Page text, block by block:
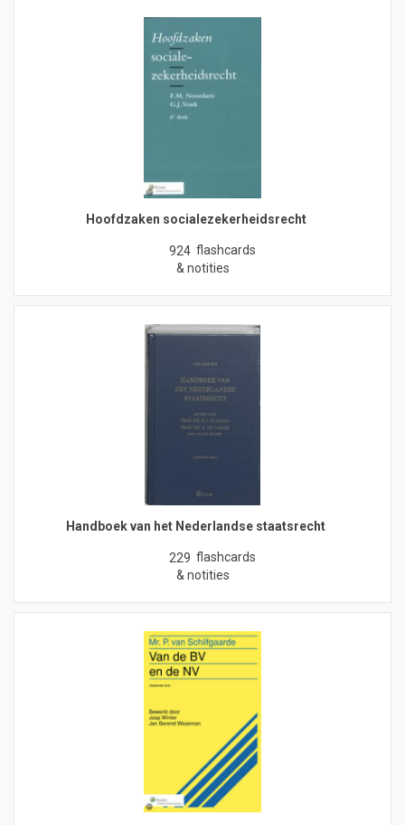
Hoofdzaken socialezekerheidsrecht
924 flashcards
& notities
Handboek van het Nederlandse staatsrecht
229 flashcards
& notities